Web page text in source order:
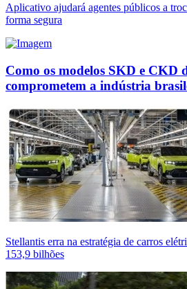
Aplicativo ajudará agentes públicos a
forma segura
Como os modelos SKD e CKD
comprometem a indústria
Stellantis erra na estratégia de carros
153,9 bilhões